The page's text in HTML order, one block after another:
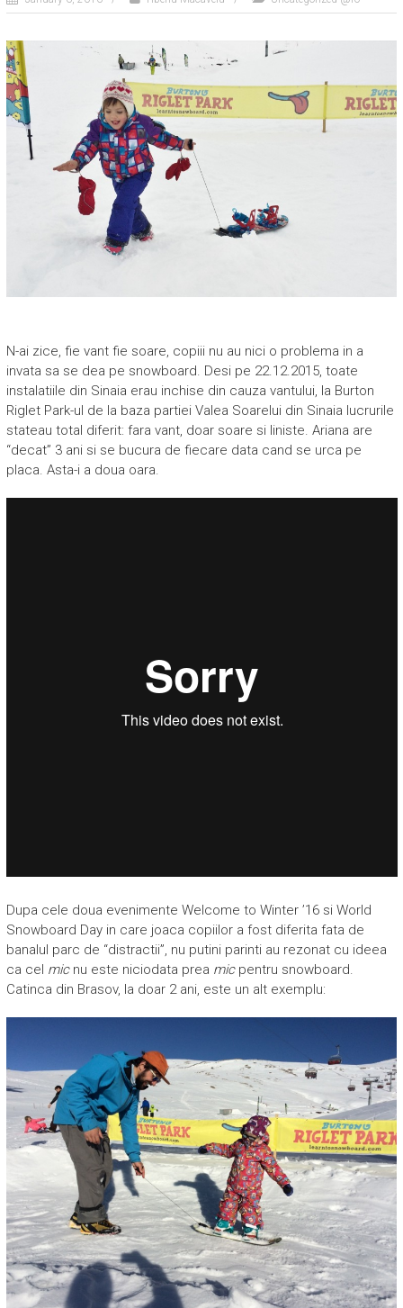
N-ai zice, fie vant fie soare, copiii nu au nici o problema in a
invata sa se dea pe snowboard. Desi pe 22.12.2015, toate
instalatiile din Sinaia erau inchise din cauza vantului, la Burton
Riglet Park-ul de la baza partiei Valea Soarelui din Sinaia lucrurile
stateau total diferit: fara vant, doar soare si liniste. Ariana are
“decat” 3 ani si se bucura de fiecare data cand se urca pe
placa. Asta-i a doua oara.
Dupa cele doua evenimente Welcome to Winter ’16 si World
Snowboard Day in care joaca copiilor a fost diferita fata de
banalul parc de “distractii”, nu putini parinti au rezonat cu ideea
ca cel micnu este niciodata prea micpentru snowboard.
Catinca din Brasov, la doar 2 ani, este un alt exemplu: